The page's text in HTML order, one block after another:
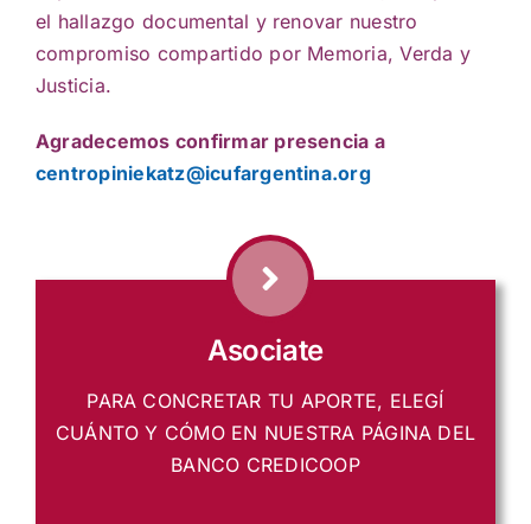
el hallazgo documental y renovar nuestro
compromiso compartido por Memoria, Verda y
Justicia.
Agradecemos confirmar presencia a
centropiniekatz@icufargentina.org
Asociate
PARA CONCRETAR TU APORTE, ELEGÍ
CUÁNTO Y CÓMO EN NUESTRA PÁGINA DEL
BANCO CREDICOOP